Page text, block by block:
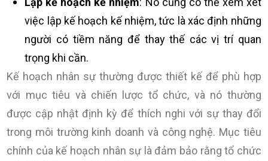
việc lập kế hoạch kế nhiệm, tức là xác định những
người có tiềm năng để thay thế các vị trí quan
trọng khi cần.
Kế hoạch nhân sự thường được thiết kế để phù hợp
với mục tiêu và chiến lược tổ chức, và nó thường
được cập nhật định kỳ để thích nghi với sự thay đổi
trong môi trường kinh doanh và công nghệ. Mục tiêu
chính của kế hoạch nhân sự là đảm bảo rằng tổ chức